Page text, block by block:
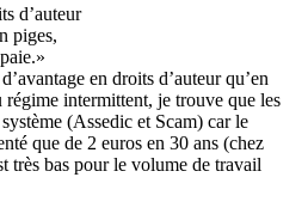
d’auteur
piges,
en droits d’auteur qu’en
régime intermittent, je trouve que les
(Assedic et Scam) car le
que de 2 euros en 30 ans (chez
très bas pour le volume de travail